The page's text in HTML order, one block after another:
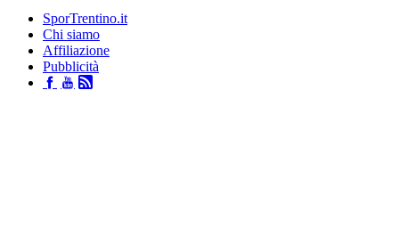
SporTrentino.it
Chi siamo
Affiliazione
Pubblicità